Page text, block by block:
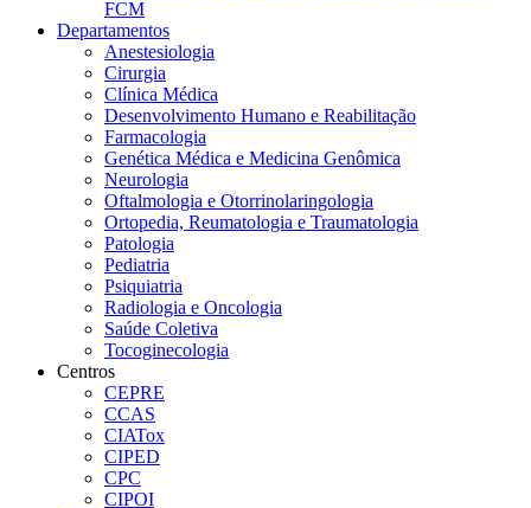
FCM
Departamentos
Anestesiologia
Cirurgia
Clínica Médica
Desenvolvimento Humano e Reabilitação
Farmacologia
Genética Médica e Medicina Genômica
Neurologia
Oftalmologia e Otorrinolaringologia
Ortopedia, Reumatologia e Traumatologia
Patologia
Pediatria
Psiquiatria
Radiologia e Oncologia
Saúde Coletiva
Tocoginecologia
Centros
CEPRE
CCAS
CIATox
CIPED
CPC
CIPOI